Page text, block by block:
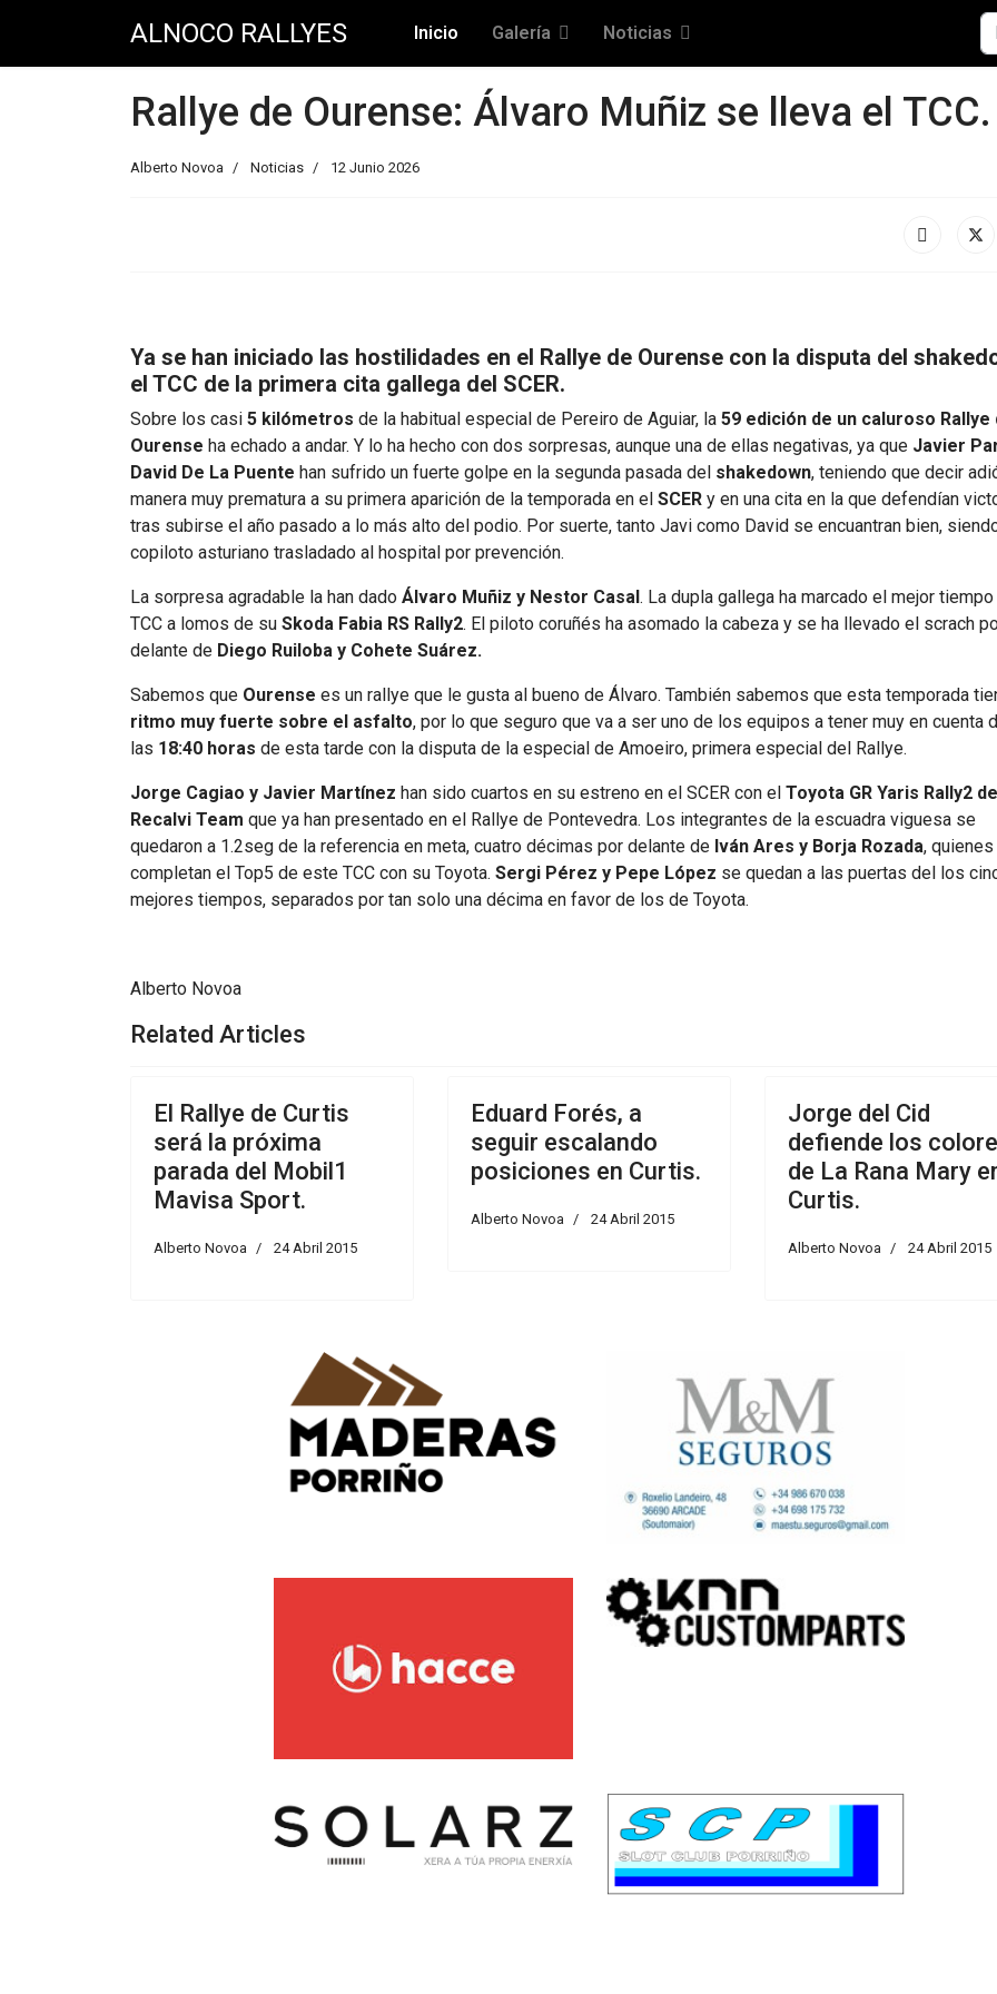
ALNOCO RALLYES Inicio Galería Noticias
Rallye de Ourense: Álvaro Muñiz se lleva el TCC.
Alberto Novoa Noticias 12 Junio 2026
Ya se han iniciado las hostilidades en el Rallye de Ourense con la disputa del
el TCC de la primera cita gallega del SCER.
Sobre los casi 5 kilómetros de la habitual especial de Pereiro de Aguiar, la 59 edición de un caluroso Rallye
Ourense ha echado a andar. Y lo ha hecho con dos sorpresas, aunque una de ellas negativas, ya que Javier
David De La Puente han sufrido un fuerte golpe en la segunda pasada del shakedown, teniendo que decir
manera muy prematura a su primera aparición de la temporada en el SCER y en una cita en la que defendían
tras subirse el año pasado a lo más alto del podio. Por suerte, tanto Javi como David se encuantran bien,
copiloto asturiano trasladado al hospital por prevención.
La sorpresa agradable la han dado Álvaro Muñiz y Nestor Casal. La dupla gallega ha marcado el mejor
TCC a lomos de su Skoda Fabia RS Rally2. El piloto coruñés ha asomado la cabeza y se ha llevado el scrach
delante de Diego Ruiloba y Cohete Suárez.
Sabemos que Ourense es un rallye que le gusta al bueno de Álvaro. También sabemos que esta temporada
ritmo muy fuerte sobre el asfalto, por lo que seguro que va a ser uno de los equipos a tener muy en cuenta
las 18:40 horas de esta tarde con la disputa de la especial de Amoeiro, primera especial del Rallye.
Jorge Cagiao y Javier Martínez han sido cuartos en su estreno en el SCER con el Toyota GR Yaris Rally2
Recalvi Team que ya han presentado en el Rallye de Pontevedra. Los integrantes de la escuadra viguesa se
quedaron a 1.2seg de la referencia en meta, cuatro décimas por delante de Iván Ares y Borja Rozada, quienes
completan el Top5 de este TCC con su Toyota. Sergi Pérez y Pepe López se quedan a las puertas del los
mejores tiempos, separados por tan solo una décima en favor de los de Toyota.
Alberto Novoa
Related Articles
El Rallye de Curtis
será la próxima
parada del Mobil1
Mavisa Sport.
Alberto Novoa 24 Abril 2015
Eduard Forés, a
seguir escalando
posiciones en Curtis.
Alberto Novoa 24 Abril 2015
Jorge del Cid
defiende los
de La Rana Mary
Curtis.
Alberto Novoa 24 Abril 2015